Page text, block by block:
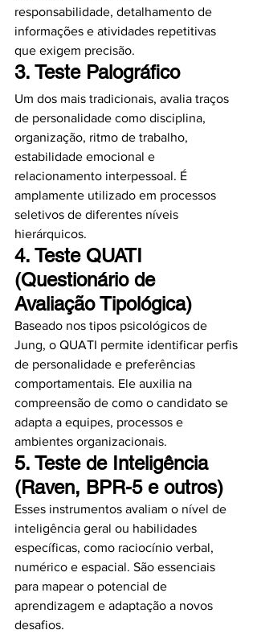
responsabilidade, detalhamento de
informações e atividades repetitivas
que exigem precisão.
3. Teste Palográfico
Um dos mais tradicionais, avalia traços
de personalidade como disciplina,
organização, ritmo de trabalho,
estabilidade emocional e
relacionamento interpessoal. É
amplamente utilizado em processos
seletivos de diferentes níveis
hierárquicos.
4. Teste QUATI
(Questionário de
Avaliação Tipológica)
Baseado nos tipos psicológicos de
Jung, o QUATI permite identificar perfis
de personalidade e preferências
comportamentais. Ele auxilia na
compreensão de como o candidato se
adapta a equipes, processos e
ambientes organizacionais.
5. Teste de Inteligência
(Raven, BPR-5 e outros)
Esses instrumentos avaliam o nível de
inteligência geral ou habilidades
específicas, como raciocínio verbal,
numérico e espacial. São essenciais
para mapear o potencial de
aprendizagem e adaptação a novos
desafios.